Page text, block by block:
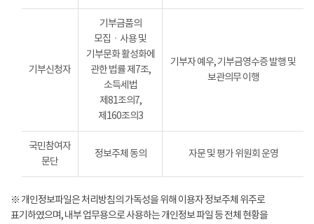
기부신청자
기부금품의
모집ㆍ사용 및
기부문화 활성화에
관한 법률 제7조,
소득세법
제81조의7,
제160조의3
기부자 예우, 기부금영수증 발행 및
보관의무 이행
국민참여자
문단
정보주체 동의 자문 및 평가 위원회 운영
※ 개인정보파일은 처리방침의 가독성을 위해 이용자 정보주체 위주로
표기하였으며, 내부 업무용으로 사용하는 개인정보 파일 등 전체 현황을